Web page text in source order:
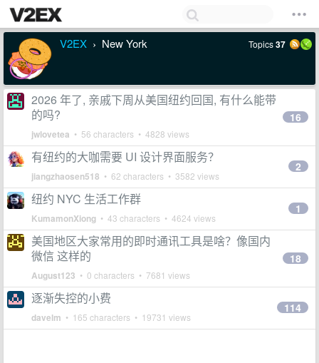
V2EX › New York Topics37
2026 年了, 亲戚下周从美国纽约回国, 有什么能带
的吗?
jwlovetea • 56 characters • 4828 views
16
有纽约的大咖需要 UI 设计界面服务？
jiangzhaosen518 • 62 characters • 3582 views
2
纽约 NYC 生活工作群
KumamonXiong • 43 characters • 4624 views
1
美国地区大家常用的即时通讯工具是啥？像国内
微信 这样的
August123 • 0 characters • 7681 views
18
逐渐失控的小费
davelm • 165 characters • 19731 views
114